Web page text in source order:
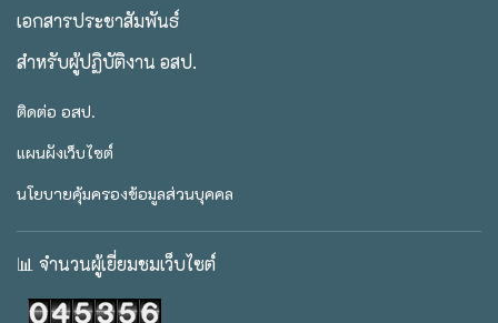
เอกสารประชาสัมพันธ์
สำหรับผู้ปฏิบัติงาน อสป.
ติดต่อ อสป.
แผนผังเว็บไซต์
นโยบายคุ้มครองข้อมูลส่วนบุคคล
📊 จำนวนผู้เยี่ยมชมเว็บไซต์